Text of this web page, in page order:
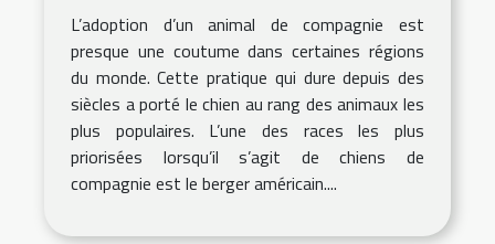
L’adoption d’un animal de compagnie est
presque une coutume dans certaines régions
du monde. Cette pratique qui dure depuis des
siècles a porté le chien au rang des animaux les
plus populaires. L’une des races les plus
priorisées lorsqu’il s’agit de chiens de
compagnie est le berger américain....